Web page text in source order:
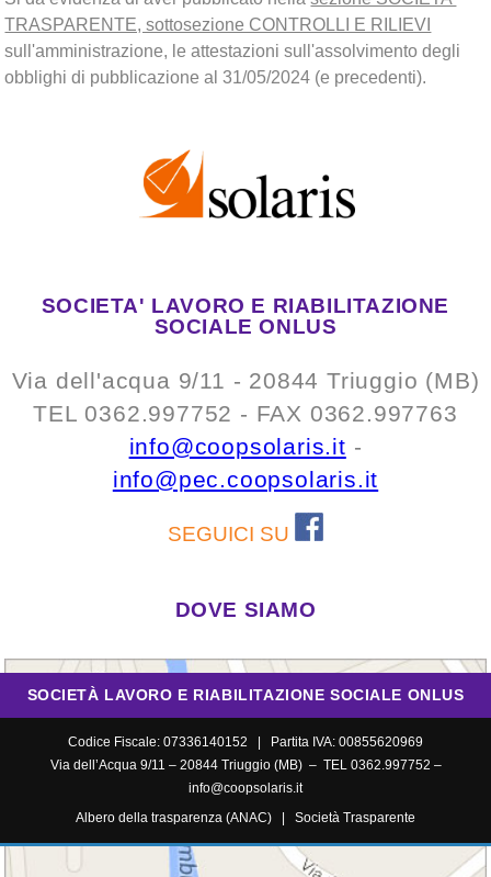
TRASPARENTE, sottosezione CONTROLLI E RILIEVI
sull'amministrazione, le attestazioni sull'assolvimento degli
obblighi di pubblicazione al 31/05/2024 (e precedenti).
SOCIETA' LAVORO E RIABILITAZIONE
SOCIALE ONLUS
Via dell'acqua 9/11 - 20844 Triuggio (MB)
TEL 0362.997752 - FAX 0362.997763
info@coopsolaris.it -
info@pec.coopsolaris.it
SEGUICI SU
DOVE SIAMO
SOCIETÀ LAVORO E RIABILITAZIONE SOCIALE ONLUS
Codice Fiscale: 07336140152 | Partita IVA: 00855620969
Via dell’Acqua 9/11 – 20844 Triuggio (MB) – TEL 0362.997752 –
info@coopsolaris.it
Albero della trasparenza (ANAC)
Società Trasparente